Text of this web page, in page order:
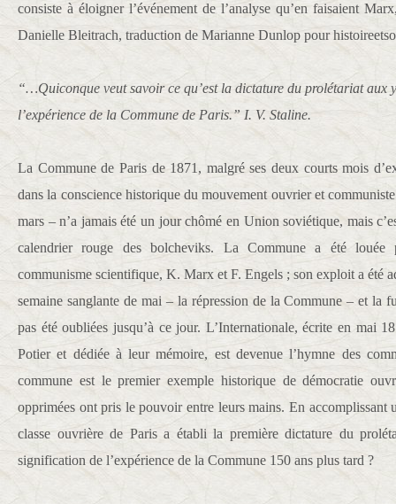
consiste à éloigner l’événement de l’analyse qu’en faisaient
Danielle Bleitrach, traduction de Marianne Dunlop pour
“…Quiconque veut savoir ce qu’est la dictature du prolétariat aux
l’expérience de la Commune de Paris.” I. V. Staline.
La Commune de Paris de 1871, malgré ses deux courts mois
dans la conscience historique du mouvement ouvrier et
mars – n’a jamais été un jour chômé en Union soviétique, mais
calendrier rouge des bolcheviks. La Commune a été louée
communisme scientifique, K. Marx et F. Engels ; son exploit a été
semaine sanglante de mai – la répression de la Commune – et la
pas été oubliées jusqu’à ce jour. L’Internationale, écrite en mai
Potier et dédiée à leur mémoire, est devenue l’hymne des
commune est le premier exemple historique de démocratie
opprimées ont pris le pouvoir entre leurs mains. En accomplissant
classe ouvrière de Paris a établi la première dictature du
signification de l’expérience de la Commune 150 ans plus tard ?